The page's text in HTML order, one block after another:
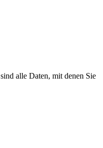
alle Daten, mit denen Sie